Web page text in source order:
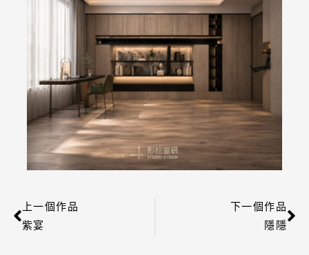
上一頁
上一個作品
紫宴
下一個作品
隱隱
下